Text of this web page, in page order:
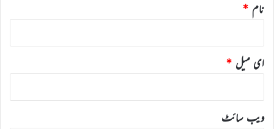
نام *
ای میل *
ویب‌ سائٹ